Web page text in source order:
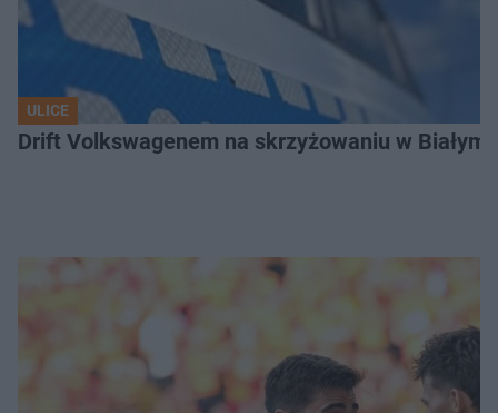
ULICE
Drift Volkswagenem na skrzyżowaniu w